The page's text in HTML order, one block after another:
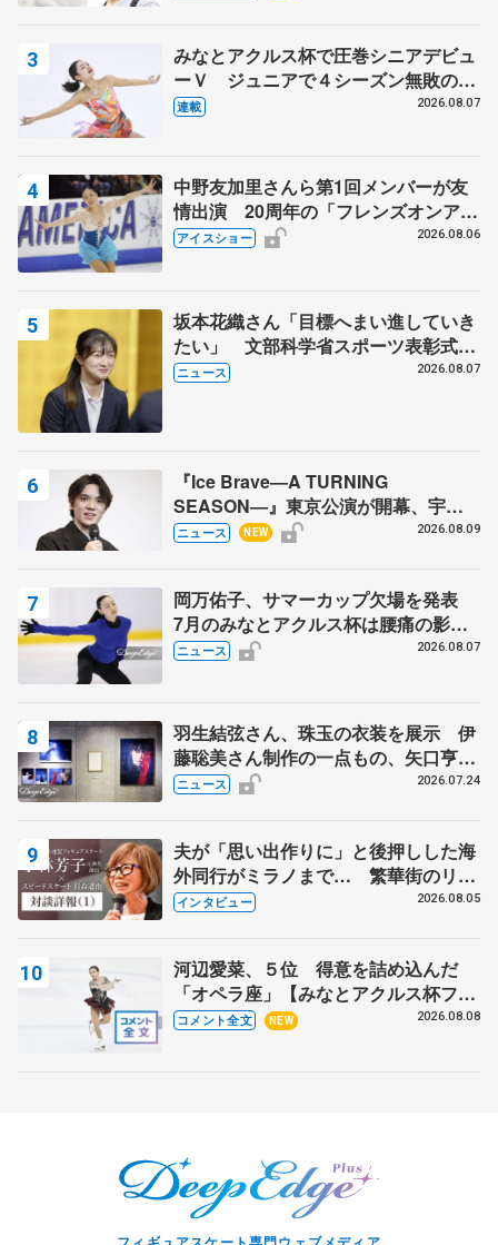
みなとアクルス杯で圧巻シニアデビュ
ーＶ ジュニアで４シーズン無敗の島
田麻央
連載 2026.08.07
中野友加里さんら第1回メンバーが友
情出演 20周年の「フレンズオンアイ
ス」 宮本賢二さん、有川梨絵さん、
アイスショー 2026.08.06
坂本花織さん「目標へまい進していき
たい」 文部科学省スポーツ表彰式で
代表謝辞
ニュース 2026.08.07
『Ice Brave―A TURNING
SEASON―』東京公演が開幕、宇野
昌磨の『Ice Brave』にかける思いを
ニュース NEW 2026.08.09
岡万佑子、サマーカップ欠場を発表
7月のみなとアクルス杯は腰痛の影響
で
ニュース 2026.08.07
羽生結弦さん、珠玉の衣装を展示 伊
藤聡美さん制作の一点もの、矢口亨さ
んが撮影
ニュース 2026.07.24
夫が「思い出作りに」と後押しした海
外同行がミラノまで… 繁華街のリン
クでは不良のお兄さんも味方に 小林
インタビュー 2026.08.05
河辺愛菜、５位 得意を詰め込んだ
「オペラ座」【みなとアクルス杯フリ
ー】
コメント全文 NEW 2026.08.08